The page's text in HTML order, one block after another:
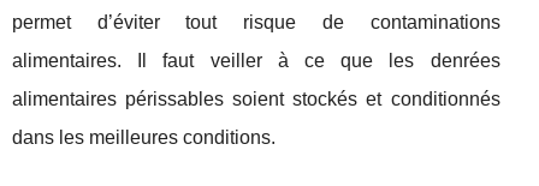
permet d’éviter tout risque de contaminations
alimentaires. Il faut veiller à ce que les denrées
alimentaires périssables soient stockés et conditionnés
dans les meilleures conditions.